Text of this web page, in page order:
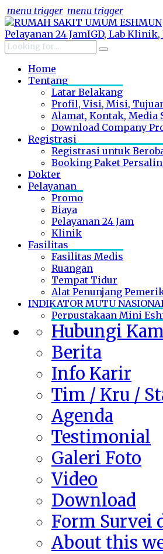
menu trigger menu trigger
Pelayanan 24 JamIGD, Lab
Home
Tentang
Latar Belakang
Profil, Visi, Misi,
Alamat, Kontak, Media
Download Company
Registrasi
Registrasi untuk
Booking Paket
Dokter
Pelayanan
Promo
Biaya
Pelayanan 24 Jam
Klinik
Fasilitas
Fasilitas Medis
Ruangan
Tempat Tidur
Alat Penunjang
INDIKATOR MUTU
Perpustakaan Mini
Hubungi
Berita
Info Karir
Tim / Kru /
Agenda
Testimonial
Galeri Foto
Video
Download
Form Survei
About this